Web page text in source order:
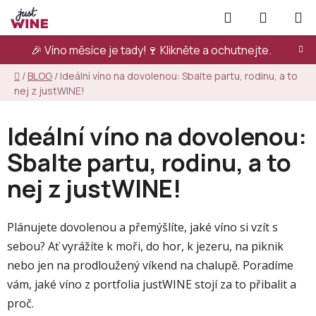
Přejít
na
obsah
🎉 Víno měsíce je tady!🍷 Klikněte a ochutnejte.
Hledat
KOŠÍK
Domů
/ BLOG / Ideální víno na dovolenou: Sbalte partu, rodinu, a to
nej z justWINE!
Ideální víno na dovolenou:
Sbalte partu, rodinu, a to
nej z justWINE!
Plánujete dovolenou a přemýšlíte, jaké víno si vzít s
sebou? Ať vyrážíte k moři, do hor, k jezeru, na piknik
nebo jen na prodloužený víkend na chalupě. Poradíme
vám, jaké víno z portfolia justWINE stojí za to přibalit a
proč.